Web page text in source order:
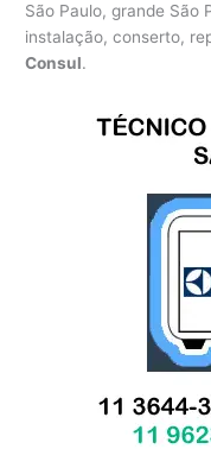
São Paulo, grande São
instalação, conserto,
Consul.